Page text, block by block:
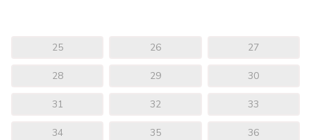
25 26 27
28 29 30
31 32 33
34 35 36